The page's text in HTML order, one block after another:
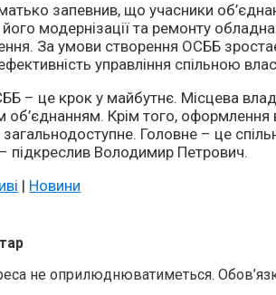
запевнив, що учасники
модернізації та ремонту
За умови створення ОСББ
управління спільною
– це крок у майбутнє. Місцева
об’єднанням. Крім того,
Головне – це
підкреслив Володимир Петрович.
| Новини
не оприлюднюватиметься.